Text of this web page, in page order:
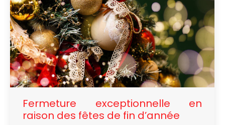
Fermeture exceptionnelle en
raison des fêtes de fin d’année